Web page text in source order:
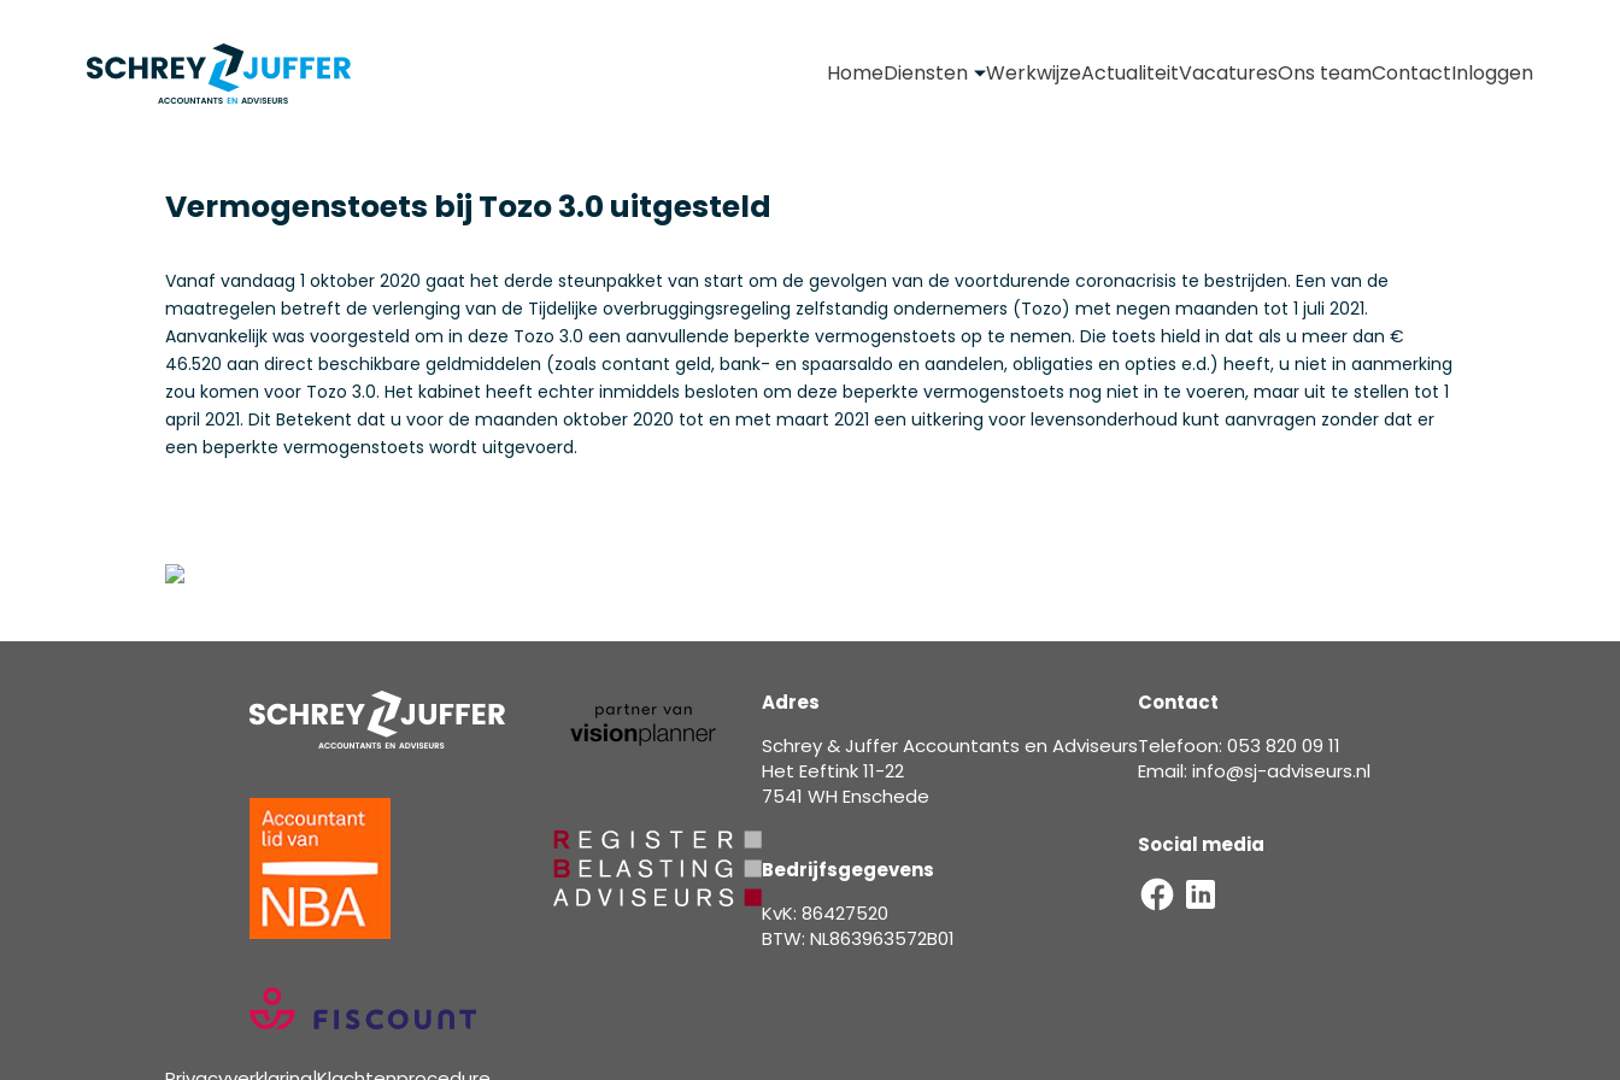
HomeDiensten WerkwijzeActualiteitVacaturesOns teamContactInloggen
Vermogenstoets bij Tozo 3.0 uitgesteld
Vanaf vandaag 1 oktober 2020 gaat het derde steunpakket van start om de gevolgen van de voortdurende coronacrisis te bestrijden. Een van de
maatregelen betreft de verlenging van de Tijdelijke overbruggingsregeling zelfstandig ondernemers (Tozo) met negen maanden tot 1 juli 2021.
Aanvankelijk was voorgesteld om in deze Tozo 3.0 een aanvullende beperkte vermogenstoets op te nemen. Die toets hield in dat als u meer dan €
46.520 aan direct beschikbare geldmiddelen (zoals contant geld, bank- en spaarsaldo en aandelen, obligaties en opties e.d.) heeft, u niet in aanmerking
zou komen voor Tozo 3.0. Het kabinet heeft echter inmiddels besloten om deze beperkte vermogenstoets nog niet in te voeren, maar uit te stellen tot 1
april 2021. Dit Betekent dat u voor de maanden oktober 2020 tot en met maart 2021 een uitkering voor levensonderhoud kunt aanvragen zonder dat er
een beperkte vermogenstoets wordt uitgevoerd.
Adres
Schrey & Juffer Accountants en Adviseurs
Het Eeftink 11-22
7541 WH Enschede
Bedrijfsgegevens
KvK: 86427520
BTW: NL863963572B01
Contact
Telefoon: 053 820 09 11
Email: info@sj-adviseurs.nl
Social media